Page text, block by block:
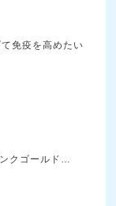
免疫を高めたい
クゴールド…